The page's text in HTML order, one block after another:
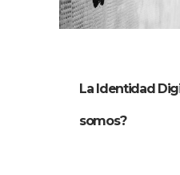
La Identidad
somos?